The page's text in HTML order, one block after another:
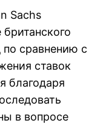
Sachs
по сравнению с
ставок
благодаря
в вопросе